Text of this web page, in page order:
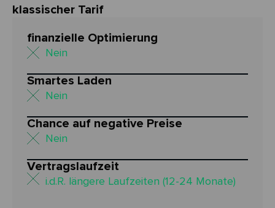
klassischer Tarif
finanzielle Optimierung
Nein
Smartes Laden
Nein
Chance auf negative Preise
Nein
Vertragslaufzeit
i.d.R. längere Laufzeiten (12-24 Monate)